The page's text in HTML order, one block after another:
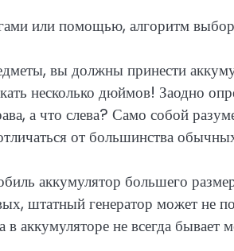
или помощью, алгоритм
вы должны принести
несколько дюймов! Заодно
а что слева? Само собой
от большинства
аккумулятор большего
штатный генератор может не
не всегда бывает